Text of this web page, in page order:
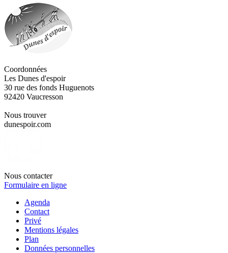
Coordonnées
Les Dunes d'espoir
30 rue des fonds Huguenots
92420 Vaucresson
Nous trouver
dunespoir.com
Nous contacter
Formulaire en ligne
Agenda
Contact
Privé
Mentions légales
Plan
Données personnelles